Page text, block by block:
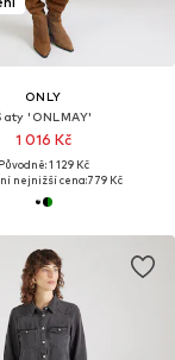
ONLY
'ONLMAY'
1 016 Kč
Původně: 1 129 Kč
nejnižší cena:779 Kč